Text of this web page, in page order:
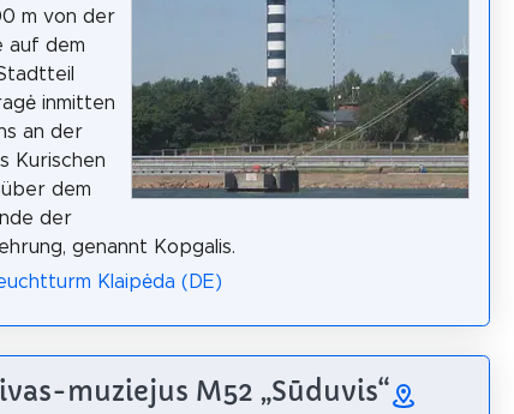
m von der
auf dem
inmitten
an der
Kurischen
dem
der
genannt Kopgalis.
Klaipėda (DE)
muziejus M52 „Sūduvis“